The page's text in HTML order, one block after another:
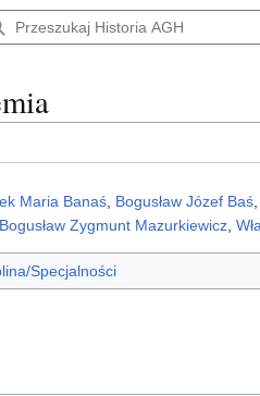
Maria Banaś Bogusław Józef Baś
Bogusław Zygmunt Mazurkiewicz
Specjalności